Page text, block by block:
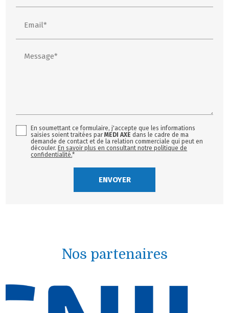
Email*
Message*
En soumettant ce formulaire, j'accepte que les informations
saisies soient traitées parMEDI AXE dans le cadre de ma
demande de contact et de la relation commerciale qui peut en
découler.En savoir plus en consultant notre politique de
confidentialité.*
Nos partenaires